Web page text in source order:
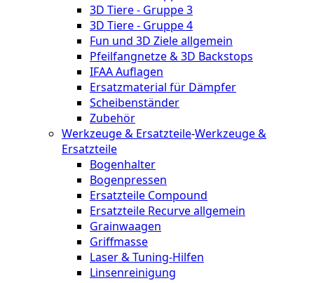
3D Tiere - Gruppe 3
3D Tiere - Gruppe 4
Fun und 3D Ziele allgemein
Pfeilfangnetze & 3D Backstops
IFAA Auflagen
Ersatzmaterial für Dämpfer
Scheibenständer
Zubehör
Werkzeuge & Ersatzteile-Werkzeuge &
Ersatzteile
Bogenhalter
Bogenpressen
Ersatzteile Compound
Ersatzteile Recurve allgemein
Grainwaagen
Griffmasse
Laser & Tuning-Hilfen
Linsenreinigung